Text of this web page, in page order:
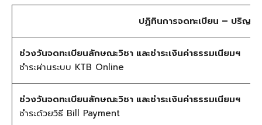
ปฏิทินการจดทะเบียน – ปริญญ
ช่วงวันจดทะเบียนลักษณะวิชา และชำระเงินค่าธรรมเนียมฯ
ชำระผ่านระบบ KTB Online
ช่วงวันจดทะเบียนลักษณะวิชา และชำระเงินค่าธรรมเนียมฯ
ชำระด้วยวิธี Bill Payment